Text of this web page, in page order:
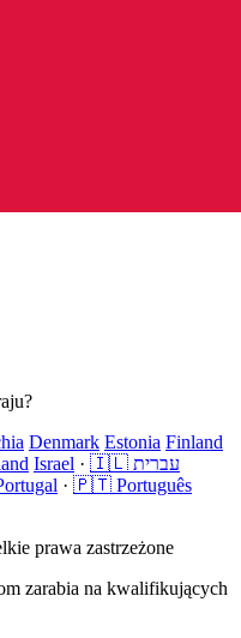
Denmark Estonia Finland
Israel ·
🇮🇱 עברית
· 🇵🇹 Português
prawa zastrzeżone
zarabia na kwalifikujących